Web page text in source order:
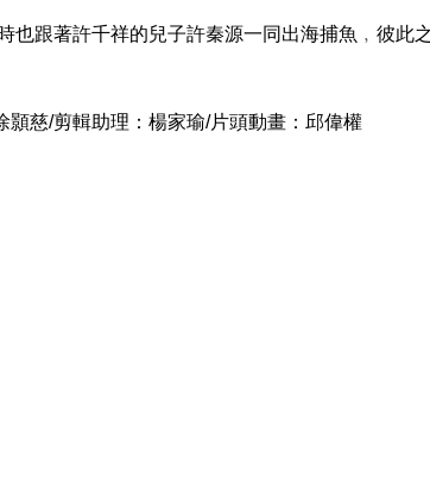
跟著許千祥的兒子許秦源一同出海捕魚﹐彼此
慈/剪輯助理：楊家瑜/片頭動畫：邱偉權